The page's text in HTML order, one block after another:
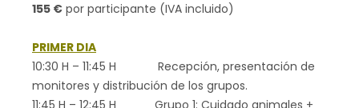
155 € por participante (IVA incluido)
PRIMER DIA
10:30 H – 11:45 H Recepción, presentación de
monitores y distribución de los grupos.
11:45 H – 12:45 H Grupo 1: Cuidado animales +